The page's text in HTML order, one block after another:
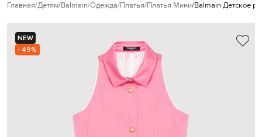
Главная Детям Balmain Одежда Платья Платья Мини Balmain Детское
NEW
- 49%